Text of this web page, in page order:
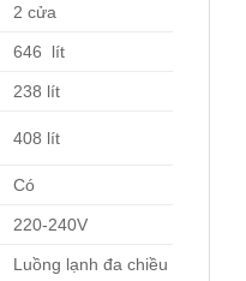
2 cửa
646  lít
238 lít
408 lít
Có
220-240V